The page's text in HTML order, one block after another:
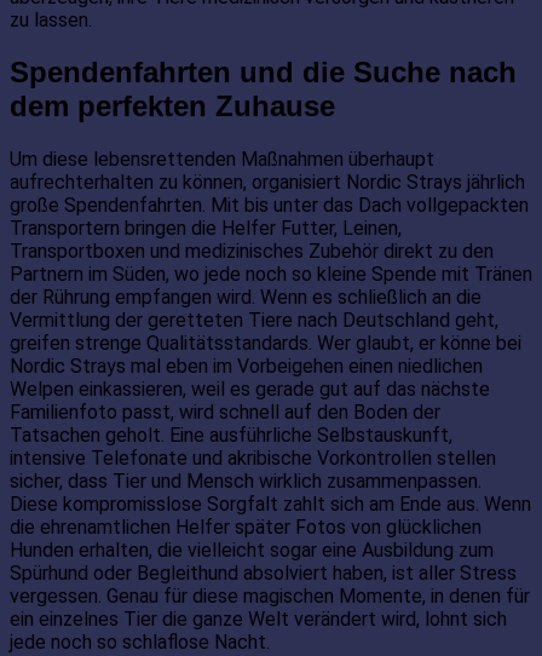
zu lassen.
Spendenfahrten und die Suche nach
dem perfekten Zuhause
Um diese lebensrettenden Maßnahmen überhaupt
aufrechterhalten zu können, organisiert Nordic Strays jährlich
große Spendenfahrten. Mit bis unter das Dach vollgepackten
Transportern bringen die Helfer Futter, Leinen,
Transportboxen und medizinisches Zubehör direkt zu den
Partnern im Süden, wo jede noch so kleine Spende mit Tränen
der Rührung empfangen wird. Wenn es schließlich an die
Vermittlung der geretteten Tiere nach Deutschland geht,
greifen strenge Qualitätsstandards. Wer glaubt, er könne bei
Nordic Strays mal eben im Vorbeigehen einen niedlichen
Welpen einkassieren, weil es gerade gut auf das nächste
Familienfoto passt, wird schnell auf den Boden der
Tatsachen geholt. Eine ausführliche Selbstauskunft,
intensive Telefonate und akribische Vorkontrollen stellen
sicher, dass Tier und Mensch wirklich zusammenpassen.
Diese kompromisslose Sorgfalt zahlt sich am Ende aus. Wenn
die ehrenamtlichen Helfer später Fotos von glücklichen
Hunden erhalten, die vielleicht sogar eine Ausbildung zum
Spürhund oder Begleithund absolviert haben, ist aller Stress
vergessen. Genau für diese magischen Momente, in denen für
ein einzelnes Tier die ganze Welt verändert wird, lohnt sich
jede noch so schlaflose Nacht.